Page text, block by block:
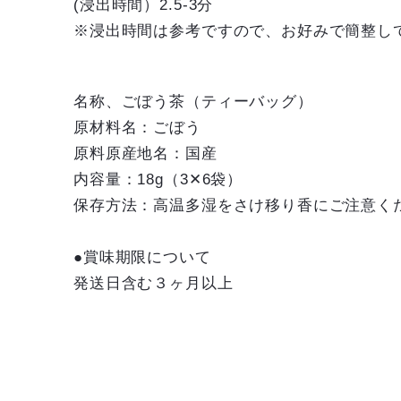
(浸出時間）2.5-3分
※浸出時間は参考ですので、お好みで簡整し
名称、ごぼう茶（ティーバッグ）
原材料名：ごぼう
原料原産地名：国産
内容量：18g（3✕6袋）
保存方法：高温多湿をさけ移り香にご注意く
●賞味期限について
発送日含む３ヶ月以上